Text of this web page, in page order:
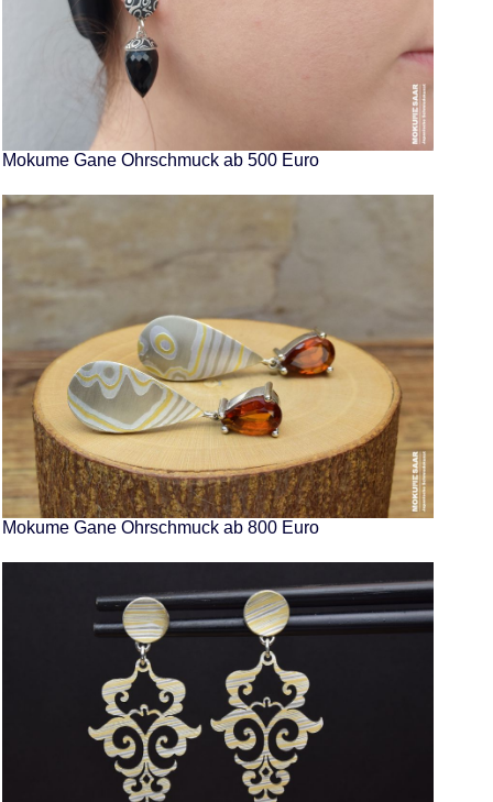
Mokume Gane Ohrschmuck ab 500 Euro
Mokume Gane Ohrschmuck ab 800 Euro